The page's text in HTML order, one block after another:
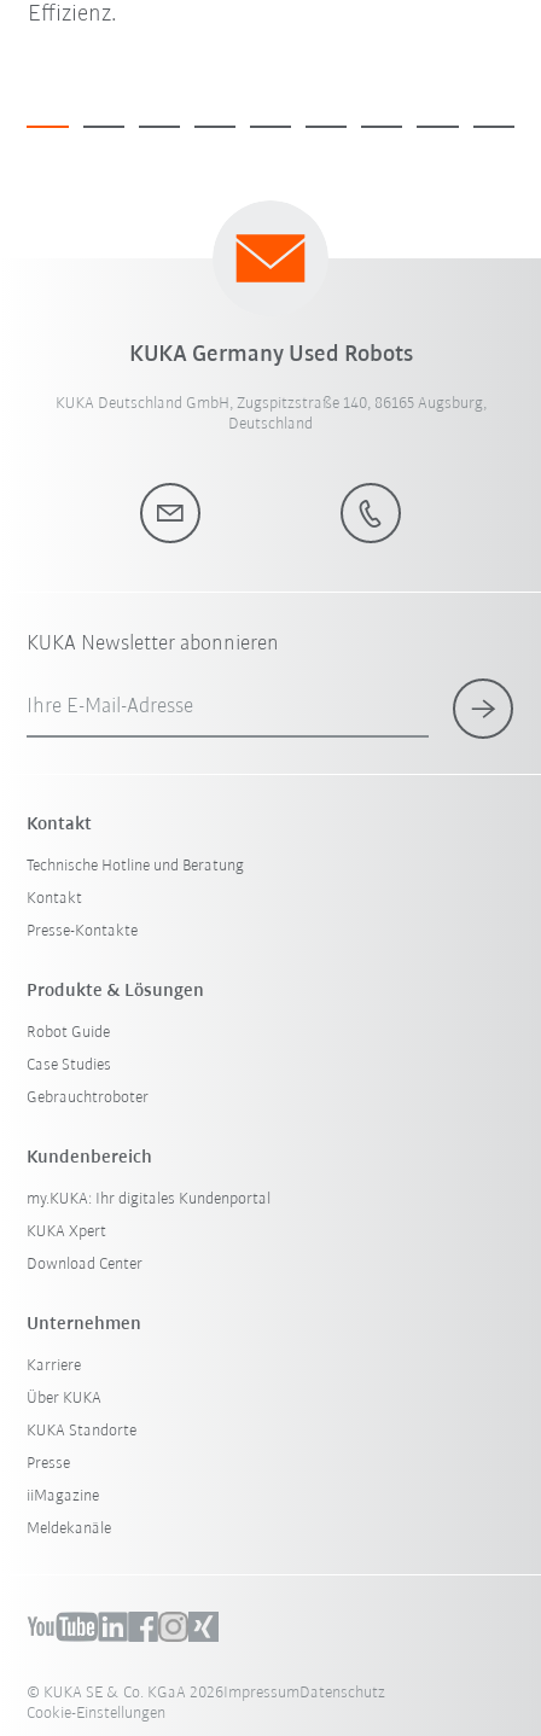
Effizienz.
KUKA Germany Used Robots
KUKA Deutschland GmbH, Zugspitzstraße 140, 86165 Augsburg,
Deutschland
KUKA Newsletter abonnieren
Ihre E-Mail-Adresse
Kontakt
Technische Hotline und Beratung
Kontakt
Presse-Kontakte
Produkte & Lösungen
Robot Guide
Case Studies
Gebrauchtroboter
Kundenbereich
my.KUKA: Ihr digitales Kundenportal
KUKA Xpert
Download Center
Unternehmen
Karriere
Über KUKA
KUKA Standorte
Presse
iiMagazine
Meldekanäle
© KUKA SE & Co. KGaA 2026ImpressumDatenschutz
Cookie-Einstellungen